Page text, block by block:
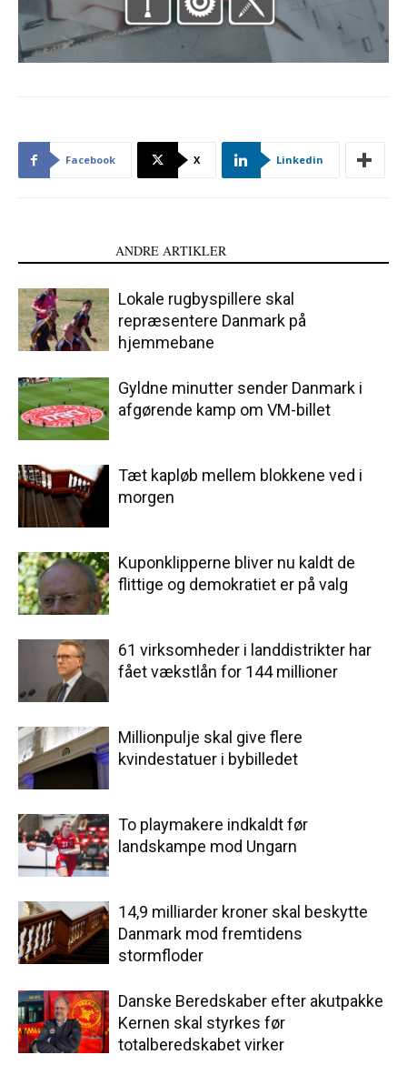
Facebook X Linkedin
ANDRE ARTIKLER
Lokale rugbyspillere skal
repræsentere Danmark på
hjemmebane
Gyldne minutter sender Danmark i
afgørende kamp om VM-billet
Tæt kapløb mellem blokkene ved i
morgen
Kuponklipperne bliver nu kaldt de
flittige og demokratiet er på valg
61 virksomheder i landdistrikter har
fået vækstlån for 144 millioner
Millionpulje skal give flere
kvindestatuer i bybilledet
To playmakere indkaldt før
landskampe mod Ungarn
14,9 milliarder kroner skal beskytte
Danmark mod fremtidens
stormfloder
Danske Beredskaber efter akutpakke
Kernen skal styrkes før
totalberedskabet virker